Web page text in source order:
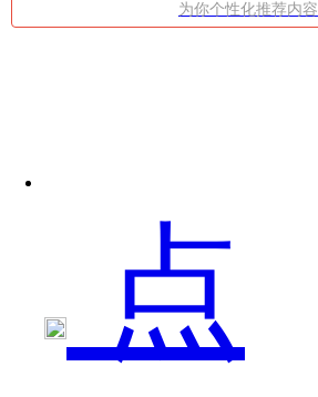
我
为你个性化推荐内容
点